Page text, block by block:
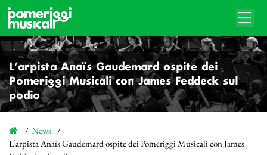
L’arpista Anaïs Gaudemard ospite dei
Pomeriggi Musicali con James Feddeck sul
podio
News
L’arpista Anaïs Gaudemard ospite dei Pomeriggi Musicali con James